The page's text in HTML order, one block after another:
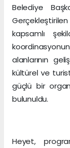
Belediye
kapsamlı
alanlarının
kültürel ve
güçlü bir
bulunuldu.
Heyet,